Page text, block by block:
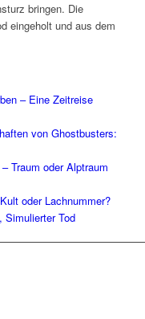
bringen. Die
eingeholt und aus dem
– Eine Zeitreise
von Ghostbusters:
Traum oder Alptraum
oder Lachnummer?
Simulierter Tod